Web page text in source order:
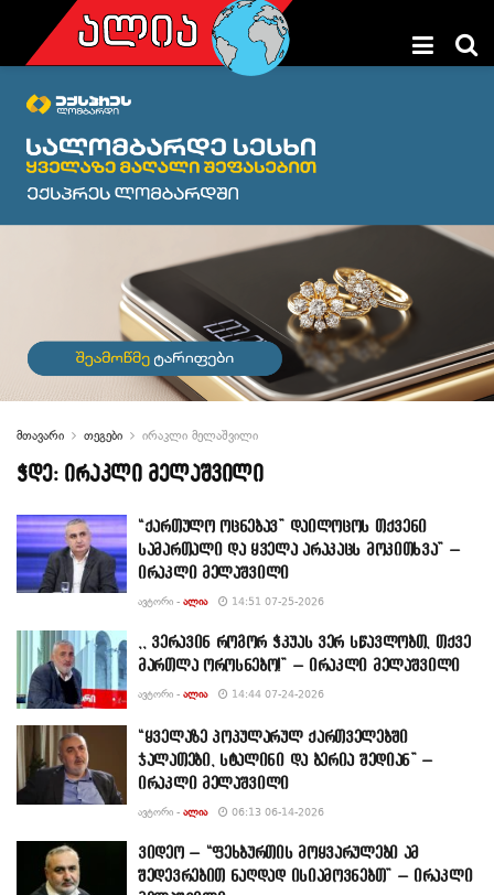
მთავარი თეგები ირაკლი მელაშვილი
ჭდე: ირაკლი მელაშვილი
“ქართულო ოცნებავ” დაილოცოს თქვენი
სამართალი და ყველა არაკაცს მოკითხვა” –
ირაკლი მელაშვილი
ᲐᲕᲢᲝᲠᲘ - ᲐᲚᲘᲐ 14:51 07-25-2026
,, ვერავინ როგორ ჭკუას ვერ სწავლობთ, თქვე
მართლა ოროსნებო!” – ირაკლი მელაშვილი
ᲐᲕᲢᲝᲠᲘ - ᲐᲚᲘᲐ 14:44 07-24-2026
“ყველაზე პოპულარულ ქართველებში
ჯალათები, სტალინი და ბერია შედიან” –
ირაკლი მელაშვილი
ᲐᲕᲢᲝᲠᲘ - ᲐᲚᲘᲐ 06:13 06-14-2026
ვიდეო – “ფეხბურთის მოყვარულები ამ
შედევრებით ნაღდად ისიამოვნებთ” – ირაკლი